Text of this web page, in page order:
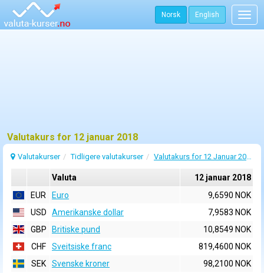
Norsk English
Valutakurs for 12 januar 2018
Valutakurser Tidligere valutakurser Valutakurs for 12 Januar 2018
Valuta
12 januar 2018
EUR
Euro
9,6590 NOK
USD
Amerikanske dollar
7,9583 NOK
GBP
Britiske pund
10,8549 NOK
CHF
Sveitsiske franc
819,4600 NOK
SEK
Svenske kroner
98,2100 NOK